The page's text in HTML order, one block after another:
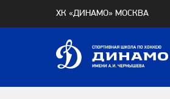
ХК «ДИНАМО» МОСКВА